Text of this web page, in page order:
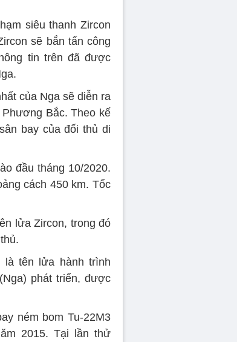
siêu thanh Zircon
sẽ bắn tấn công
tin trên đã được
của Nga sẽ diễn ra
Bắc. Theo kế
bay của đối thủ di
đầu tháng 10/2020.
cách 450 km. Tốc
lửa Zircon, trong đó
là tên lửa hành trình
phát triển, được
ném bom Tu-22M3
2015. Tại lần thử